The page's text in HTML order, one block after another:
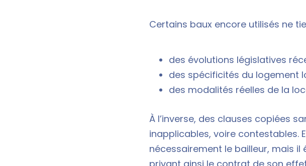
Certains baux encore utilisés ne
des évolutions législatives
des spécificités du logement
des modalités réelles de la
À l’inverse, des clauses copiées
inapplicables, voire contestables.
nécessairement le bailleur, mais